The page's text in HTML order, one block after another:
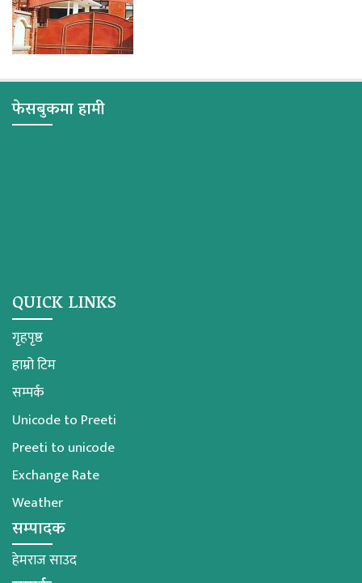
फेसबुकमा हामी
QUICK LINKS
गृहपृष्ठ
हाम्रो टिम
सम्पर्क
Unicode to Preeti
Preeti to unicode
Exchange Rate
Weather
सम्पादक
हेमराज साउद